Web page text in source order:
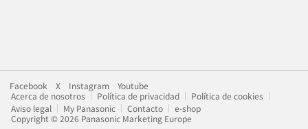
Facebook X Instagram
Youtube
Acerca de nosotros
Política de privacidad
Política de cookies
Aviso legal
My Panasonic Contacto
e-shop
Copyright © 2026 Panasonic Marketing Europe